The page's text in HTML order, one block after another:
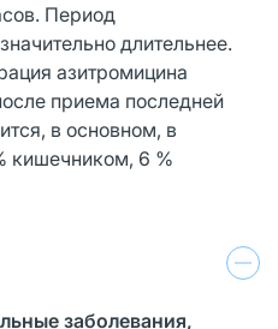
Период
длительнее.
азитромицина
приема последней
в основном, в
кишечником, 6 %
заболевания,